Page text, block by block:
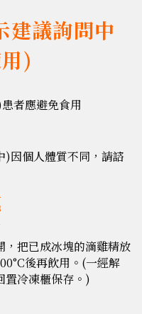
議詢問中
)
者應避免食用
)因個人體質不同，請諮
，把已成冰塊的滴雞精放
後再飲用。(一經解
置冷凍櫃保存。)